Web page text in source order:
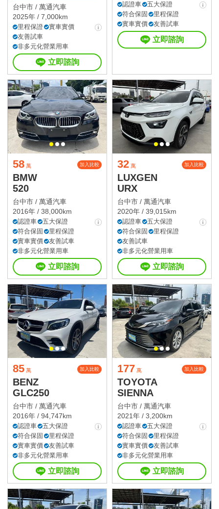
台中市 / 萬通汽車
2025年 / 7,000km
里程保證
實車實價
友善試車
非多元化營業用車
立即諮詢
認證車
五大保證
符合保固
里程保證
實車實價
友善試車
立即諮詢
58 萬 加入比較
BMW
520
台中市 / 萬通汽車
2016年 / 38,000km
認證車
五大保證
符合保固
里程保證
實車實價
友善試車
非多元化營業用車
立即諮詢
32 萬 加入比較
LUXGEN
URX
台中市 / 萬通汽車
2020年 / 39,015km
認證車
五大保證
符合保固
里程保證
友善試車
非多元化營業用車
立即諮詢
85 萬 加入比較
BENZ
GLC250
台中市 / 萬通汽車
2016年 / 94,747km
認證車
五大保證
符合保固
里程保證
實車實價
友善試車
非多元化營業用車
立即諮詢
177 萬 加入比較
TOYOTA
SIENNA
台中市 / 萬通汽車
2021年 / 3,200km
認證車
五大保證
符合保固
里程保證
實車實價
友善試車
非多元化營業用車
立即諮詢